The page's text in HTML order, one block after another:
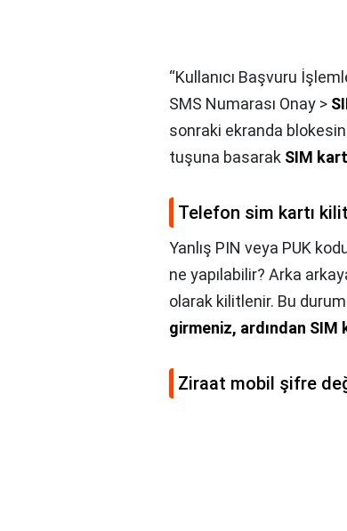
“Kullanıcı Başvuru
SMS Numarası Onay >
sonraki ekranda
tuşuna basarak SIM kart
Telefon sim kartı
Yanlış PIN veya PUK
ne yapılabilir? Arka
olarak kilitlenir. Bu
girmeniz, ardından
Ziraat mobil şifre